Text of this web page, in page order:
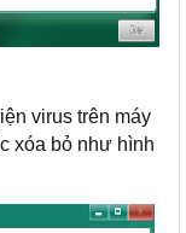
virus trên máy
xóa bỏ như hình